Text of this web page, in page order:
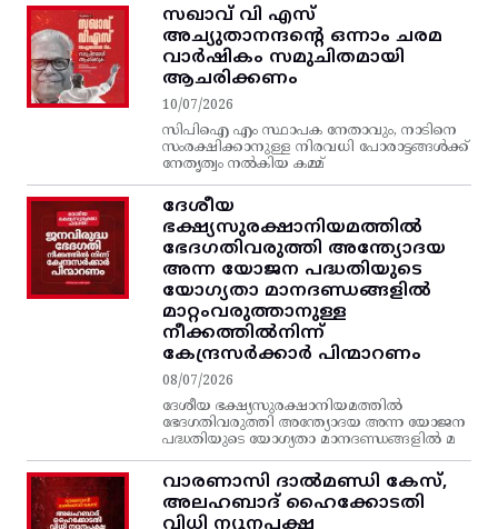
സഖാവ് വി എസ്‌
അച്യുതാനന്ദന്റെ ഒന്നാം ചരമ
വാര്‍ഷികം സമുചിതമായി
ആചരിക്കണം
10/07/2026
സിപിഐ എം സ്ഥാപക നേതാവും, നാടിനെ
സംരക്ഷിക്കാനുള്ള നിരവധി പോരാട്ടങ്ങള്‍ക്ക്‌
നേതൃത്വം നല്‍കിയ കമ്മ്
ദേശീയ
ഭക്ഷ്യസുരക്ഷാനിയമത്തിൽ
ഭേദഗതിവരുത്തി അന്ത്യോദയ
അന്ന യോജന പദ്ധതിയുടെ
യോഗ്യതാ മാനദണ്ഡങ്ങളിൽ
മാറ്റംവരുത്താനുള്ള
നീക്കത്തിൽനിന്ന്‌
കേന്ദ്രസർക്കാർ പിന്മാറണം
08/07/2026
ദേശീയ ഭക്ഷ്യസുരക്ഷാനിയമത്തിൽ
ഭേദഗതിവരുത്തി അന്ത്യോദയ അന്ന യോജന
പദ്ധതിയുടെ യോഗ്യതാ മാനദണ്ഡങ്ങളിൽ മ
വാരണാസി ദാൽമണ്ഡി കേസ്,
അലഹബാദ് ഹൈക്കോടതി
വിധി ന്യൂനപക്ഷ